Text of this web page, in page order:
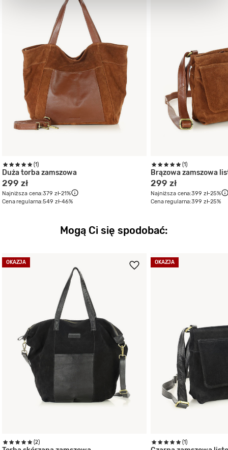
(1)
Duża torba zamszowa
299 zł
Najniższa cena:379 zł-21%
Cena regularna:549 zł-46%
(1)
Brązowa zamszowa
299 zł
Najniższa cena:399 zł-25%
Cena regularna:399 zł-25%
Mogą Ci się spodobać:
OKAZJA
(2)
OKAZJA
(1)